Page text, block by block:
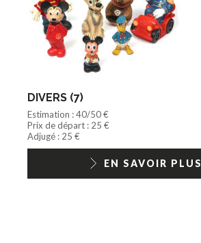
DIVERS (7)
Estimation : 40/50 €
Prix de départ : 25 €
Adjugé : 25 €
EN SAVOIR PLUS